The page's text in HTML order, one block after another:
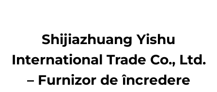
Shijiazhuang Yishu
International Trade Co., Ltd.
– Furnizor de încredere